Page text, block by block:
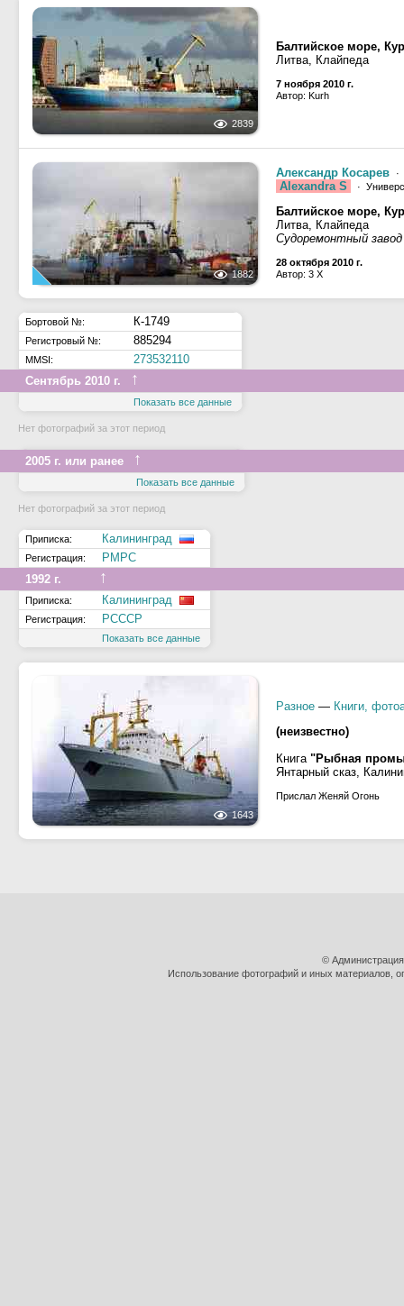
2839
Балтийское море,
Литва, Клайпеда
7 ноября 2010 г.
Автор: Kurh
1882
Александр Косарев ·
Alexandra S ·
Балтийское море,
Литва, Клайпеда
Судоремонтный
28 октября 2010 г.
Автор: 3 X
Бортовой №: К-1749
Регистровый №: 885294
MMSI:
273532110
Сентябрь 2010 г.
↑
Показать все данные
Нет фотографий за этот период
2005 г. или ранее ↑
Показать все данные
Нет фотографий за этот период
Приписка: Калининград
Регистрация:
РМРС
1992 г.
↑
Приписка: Калининград
Регистрация: РСССР
Показать все данные
1643
Разное — Книги,
(неизвестно)
Книга "Рыбная
Янтарный сказ,
Прислал Женяй Огонь
©
Использование фотографий и иных материалов,